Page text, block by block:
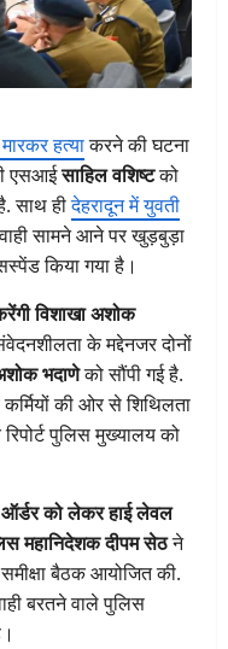
हत्याकरने की घटना
एसआईसाहिल वशिष्टको
साथ हीदेहरादून में युवती
सामने आने पर खुड़बुड़ा
किया गया है।
विशाखा अशोक
के मद्देनजर दोनों
भदाणेको सौंपी गई है.
की ओर से शिथिलता
पुलिस मुख्यालय को
ऑर्डर को लेकर हाई लेवल
महानिदेशक दीपम सेठने
बैठक आयोजित की.
बरतने वाले पुलिस